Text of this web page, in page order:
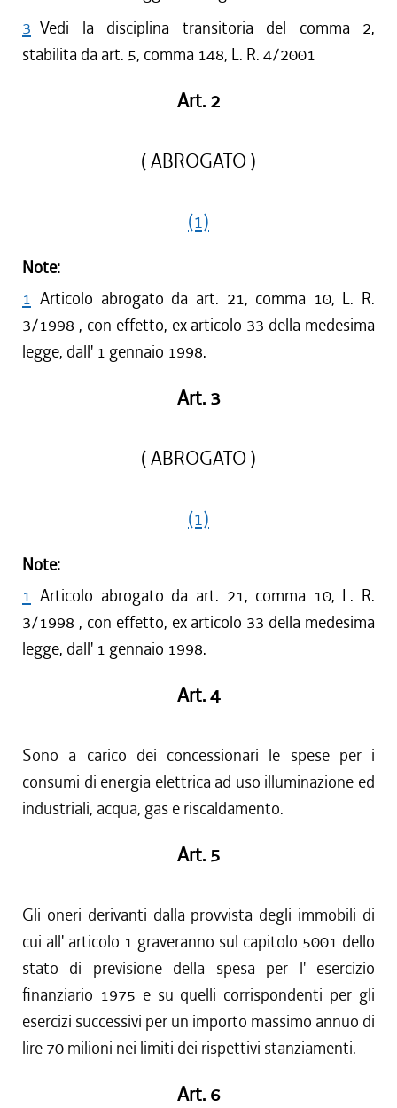
3 Vedi la disciplina transitoria del comma 2,
stabilita da art. 5, comma 148, L. R. 4/2001
Art. 2
( ABROGATO )
(1)
Note:
1 Articolo abrogato da art. 21, comma 10, L. R.
3/1998 , con effetto, ex articolo 33 della medesima
legge, dall' 1 gennaio 1998.
Art. 3
( ABROGATO )
(1)
Note:
1 Articolo abrogato da art. 21, comma 10, L. R.
3/1998 , con effetto, ex articolo 33 della medesima
legge, dall' 1 gennaio 1998.
Art. 4
Sono a carico dei concessionari le spese per i
consumi di energia elettrica ad uso illuminazione ed
industriali, acqua, gas e riscaldamento.
Art. 5
Gli oneri derivanti dalla provvista degli immobili di
cui all' articolo 1 graveranno sul capitolo 5001 dello
stato di previsione della spesa per l' esercizio
finanziario 1975 e su quelli corrispondenti per gli
esercizi successivi per un importo massimo annuo di
lire 70 milioni nei limiti dei rispettivi stanziamenti.
Art. 6